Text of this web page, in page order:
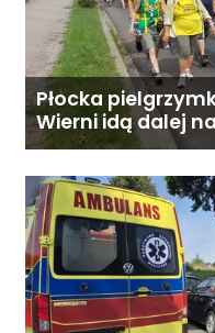
dni.
284
Płocka
Wierni idą dalej